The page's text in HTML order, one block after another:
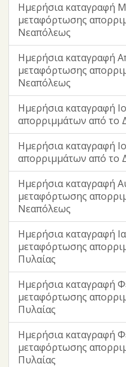
Ημερήσια καταγραφή
μεταφόρτωσης
Νεαπόλεως
Ημερήσια καταγραφή
μεταφόρτωσης
Νεαπόλεως
Ημερήσια καταγραφή
απορριμμάτων από το
Ημερήσια καταγραφή
απορριμμάτων από το
Ημερήσια καταγραφή
μεταφόρτωσης
Νεαπόλεως
Ημερήσια καταγραφή
μεταφόρτωσης
Πυλαίας
Ημερήσια καταγραφή
μεταφόρτωσης
Πυλαίας
Ημερήσια καταγραφή
μεταφόρτωσης
Πυλαίας